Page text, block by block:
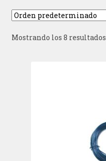
Mostrando los 8 resultados